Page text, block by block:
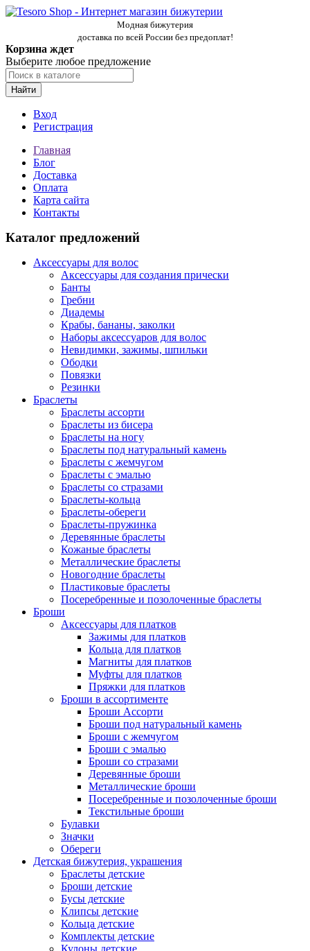
Модная бижутерия
доставка по всей России без предоплат!
Корзина ждет
Выберите любое предложение
Найти
Вход
Регистрация
Главная
Блог
Доставка
Оплата
Карта сайта
Контакты
Каталог предложений
Аксессуары для волос
Аксессуары для создания прически
Банты
Гребни
Диадемы
Крабы, бананы, заколки
Наборы аксессуаров для волос
Невидимки, зажимы, шпильки
Ободки
Повязки
Резинки
Браслеты
Браслеты ассорти
Браслеты из бисера
Браслеты на ногу
Браслеты под натуральный камень
Браслеты с жемчугом
Браслеты с эмалью
Браслеты со стразами
Браслеты-кольца
Браслеты-обереги
Браслеты-пружинка
Деревянные браслеты
Кожаные браслеты
Металлические браслеты
Новогодние браслеты
Пластиковые браслеты
Посеребренные и позолоченные браслеты
Броши
Аксессуары для платков
Зажимы для платков
Кольца для платков
Магниты для платков
Муфты для платков
Пряжки для платков
Броши в ассортименте
Броши Ассорти
Броши под натуральный камень
Броши с жемчугом
Броши с эмалью
Броши со стразами
Деревянные броши
Металлические броши
Посеребренные и позолоченные броши
Текстильные броши
Булавки
Значки
Обереги
Детская бижутерия, украшения
Браслеты детские
Броши детские
Бусы детские
Клипсы детские
Кольца детские
Комплекты детские
Кулоны детские